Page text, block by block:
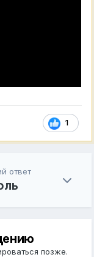
1
ответ
позже.